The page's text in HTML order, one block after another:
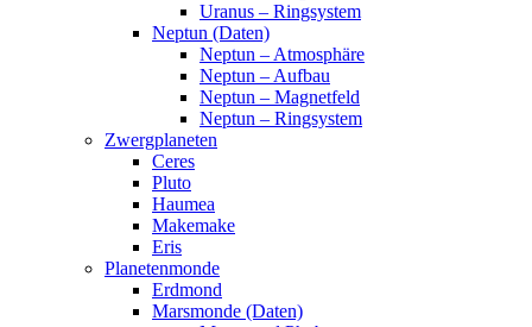
Uranus – Ringsystem
Neptun (Daten)
Neptun – Atmosphäre
Neptun – Aufbau
Neptun – Magnetfeld
Neptun – Ringsystem
Zwergplaneten
Ceres
Pluto
Haumea
Makemake
Eris
Planetenmonde
Erdmond
Marsmonde (Daten)